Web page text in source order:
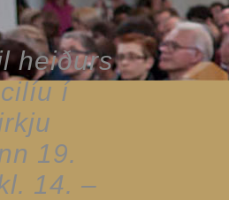
heiðurs
í
19.
14. –